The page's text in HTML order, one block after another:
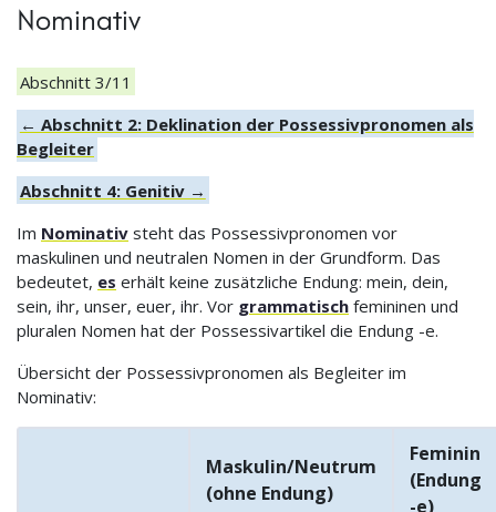
Nominativ
Abschnitt 3/11
← Abschnitt 2: Deklination der Possessivpronomen als
Begleiter
Abschnitt 4: Genitiv →
Im Nominativ steht das Possessivpronomen vor
maskulinen und neutralen Nomen in der Grundform. Das
bedeutet, es erhält keine zusätzliche Endung: mein, dein,
sein, ihr, unser, euer, ihr. Vor grammatisch femininen und
pluralen Nomen hat der Possessivartikel die Endung -e.
Übersicht der Possessivpronomen als Begleiter im
Nominativ:
Maskulin/Neutrum
(ohne Endung)
Feminin
(Endung
-e)